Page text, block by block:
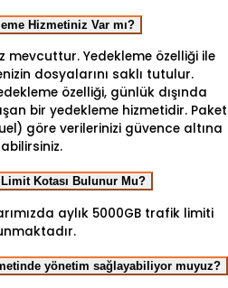
Hizmetiniz Var mı?
mevcuttur. Yedekleme özelliği ile
dosyalarını saklı tutulur.
özelliği, günlük dışında
bir yedekleme hizmetidir. Paket
göre verilerinizi güvence altına
Kotası Bulunur Mu?
aylık 5000GB trafik limiti
yönetim sağlayabiliyor muyuz?